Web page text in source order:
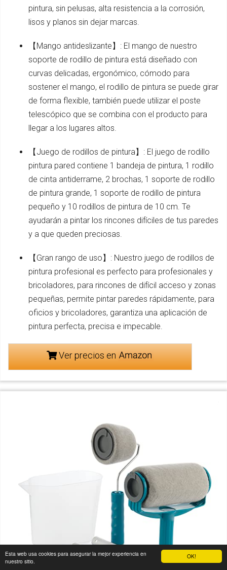
OK!
Esta web usa cookies para asegurar la mejor experiencia en
nuestro sitio.
pintura, sin pelusas, alta resistencia a la corrosión,
lisos y planos sin dejar marcas.
【Mango antideslizante】: El mango de nuestro
soporte de rodillo de pintura está diseñado con
curvas delicadas, ergonómico, cómodo para
sostener el mango, el rodillo de pintura se puede girar
de forma flexible, también puede utilizar el poste
telescópico que se combina con el producto para
llegar a los lugares altos.
【Juego de rodillos de pintura】: El juego de rodillo
pintura pared contiene 1 bandeja de pintura, 1 rodillo
de cinta antiderrame, 2 brochas, 1 soporte de rodillo
de pintura grande, 1 soporte de rodillo de pintura
pequeño y 10 rodillos de pintura de 10 cm. Te
ayudarán a pintar los rincones difíciles de tus paredes
y a que queden preciosas.
【Gran rango de uso】: Nuestro juego de rodillos de
pintura profesional es perfecto para profesionales y
bricoladores, para rincones de difícil acceso y zonas
pequeñas, permite pintar paredes rápidamente, para
oficios y bricoladores, garantiza una aplicación de
pintura perfecta, precisa e impecable.
Ver precios en